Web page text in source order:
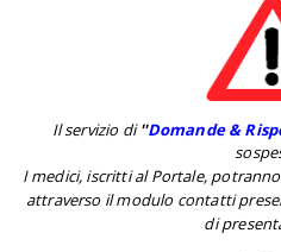
Il servizio di''Domande &
I medici, iscritti al Portale,
attraverso il modulo contatti
di